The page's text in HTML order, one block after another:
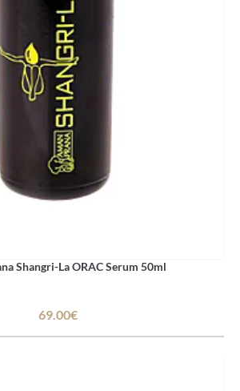
Shangri-La ORAC Serum 50ml
69.00€